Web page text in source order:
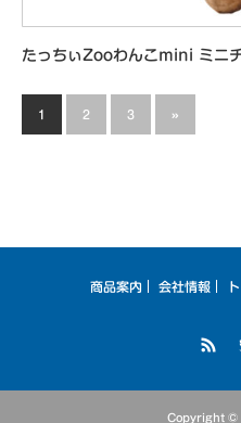
たっちぃZooわんこmini ミニ
1 2 3 »
商品案内 会社情報
Instagram
Copyright ©